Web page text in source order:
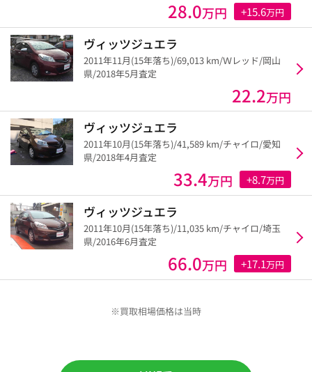
28.0万円 +15.6万円
ヴィッツジュエラ
2011年11月(15年落ち)/69,013 km/Ｗレッド/岡山
県/2018年5月査定
22.2万円
ヴィッツジュエラ
2011年10月(15年落ち)/41,589 km/チャイロ/愛知
県/2018年4月査定
33.4万円 +8.7万円
ヴィッツジュエラ
2011年10月(15年落ち)/11,035 km/チャイロ/埼玉
県/2016年6月査定
66.0万円 +17.1万円
※買取相場価格は当時